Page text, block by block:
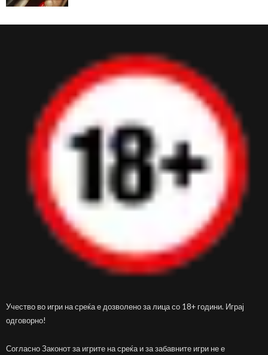
Учество во игри на среќа е дозволено за лица со 18+ години. Играј
одговорно!
Согласно Законот за игрите на среќа и за забавните игри не е